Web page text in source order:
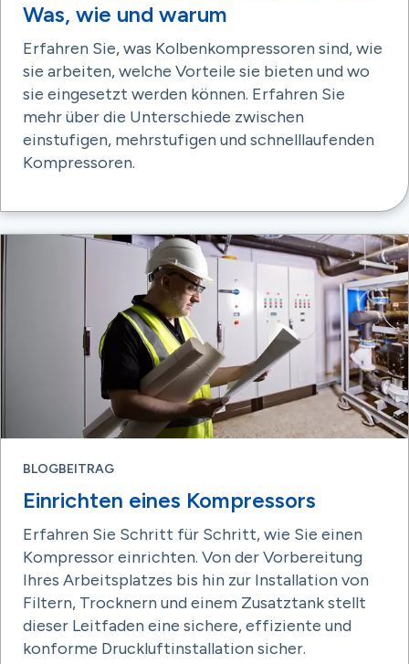
Was, wie und warum
Erfahren Sie, was Kolbenkompressoren sind, wie
sie arbeiten, welche Vorteile sie bieten und wo
sie eingesetzt werden können. Erfahren Sie
mehr über die Unterschiede zwischen
einstufigen, mehrstufigen und schnelllaufenden
Kompressoren.
BLOGBEITRAG
Einrichten eines Kompressors
Erfahren Sie Schritt für Schritt, wie Sie einen
Kompressor einrichten. Von der Vorbereitung
Ihres Arbeitsplatzes bis hin zur Installation von
Filtern, Trocknern und einem Zusatztank stellt
dieser Leitfaden eine sichere, effiziente und
konforme Druckluftinstallation sicher.